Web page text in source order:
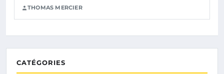
THOMAS MERCIER
CATÉGORIES